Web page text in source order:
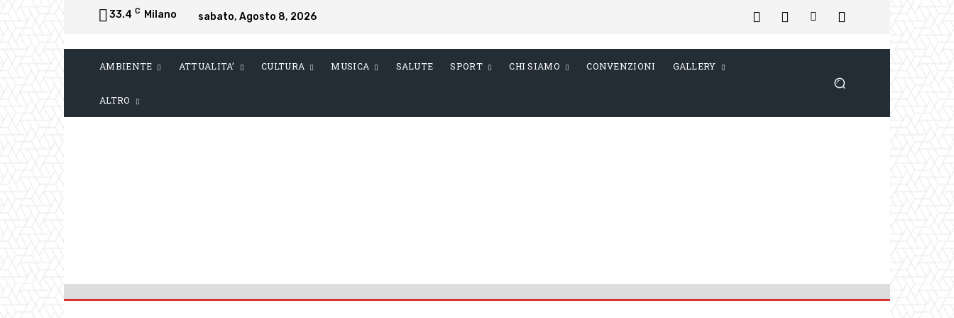
33.4 C Milano sabato, Agosto 8, 2026
AMBIENTE ATTUALITA’ CULTURA MUSICA SALUTE SPORT CHI SIAMO CONVENZIONI GALLERY
ALTRO